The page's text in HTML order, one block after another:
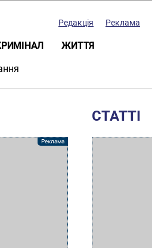
Редакція Реклама
ЖИТТЯ
СТАТТІ